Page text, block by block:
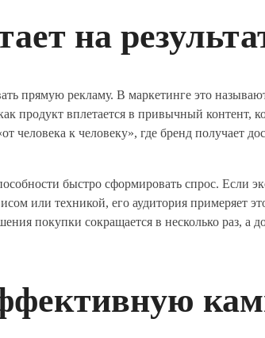
на
прямую рекламу. В маркетинге это
продукт вплетается в привычный контент,
человека к человеку», где бренд получает
быстро сформировать спрос. Если
или техникой, его аудитория примеряет
покупки сокращается в несколько раз, а